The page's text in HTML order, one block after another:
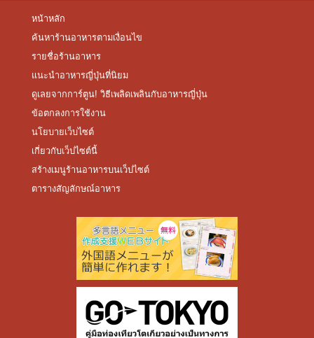
หน้าหลัก
ค้นหาร้านอาหารตามเงื่อนไข
รายชื่อร้านอาหาร
แนะนำอาหารญี่ปุ่นที่นิยม
ดูเลยจากการ์ตูน! วิธีเพลิดเพลินกับอาหารญี่ปุ่น
ข้อตกลงการใช้งาน
นโยบายเว็บไซต์
เกี่ยวกับเว็ปไซต์นี้
สร้างเมนูร้านอาหารบนเว็ปไซต์
ตารางสัญลักษณ์อาหาร